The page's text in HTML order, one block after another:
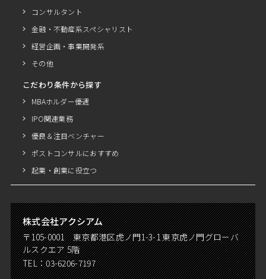
コンサルタント
金融・不動産系スペシャリスト
経営企画・事業開発系
その他
こだわり条件から探す
MBAホルダー優遇
IPO関連業務
優良＆注目ベンチャー
ポストコンサルにおすすめ
起業・創業に役立つ
株式会社アクシアム
〒105-0001 東京都港区虎ノ門1-3-1 東京虎ノ門グローバ
ルスクエア 5階
TEL：03-6206-7197